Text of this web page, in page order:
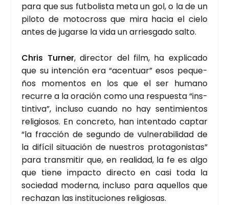
para que sus fut­bo­lis­ta meta un gol, o la de un
pilo­to de moto­cross que mira hacia el cie­lo
antes de jugar­se la vida un arries­ga­do sal­to.
Chris Tur­ner, direc­tor del film, ha expli­ca­do
que su inten­ción era “acen­tuar” esos peque­
ños momen­tos en los que el ser humano
recu­rre a la ora­ción como una res­pues­ta “ins­
tin­ti­va”, inclu­so cuan­do no hay sen­ti­mien­tos
reli­gio­sos. En con­cre­to, han inten­ta­do cap­tar
“la frac­ción de segun­do de vul­ne­ra­bi­li­dad de
la difí­cil situa­ción de nues­tros pro­ta­go­nis­tas”
para trans­mi­tir que, en reali­dad, la fe es algo
que tie­ne impac­to direc­to en casi toda la
socie­dad moder­na, inclu­so para aque­llos que
recha­zan las ins­ti­tu­cio­nes reli­gio­sas.